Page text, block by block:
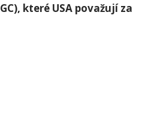
které USA považují za